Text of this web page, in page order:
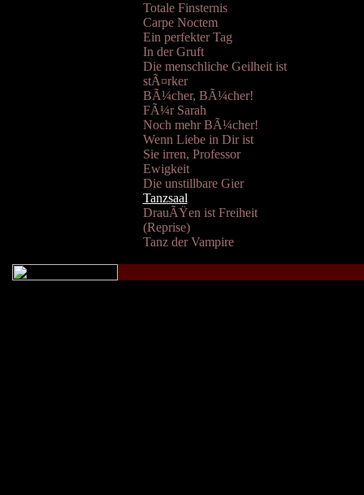
Totale Finsternis
Carpe Noctem
Ein perfekter Tag
In der Gruft
Die menschliche Geilheit ist
stÃ¤rker
BÃ¼cher, BÃ¼cher!
FÃ¼r Sarah
Noch mehr BÃ¼cher!
Wenn Liebe in Dir ist
Sie irren, Professor
Ewigkeit
Die unstillbare Gier
Tanzsaal
DrauÃŸen ist Freiheit
(Reprise)
Tanz der Vampire